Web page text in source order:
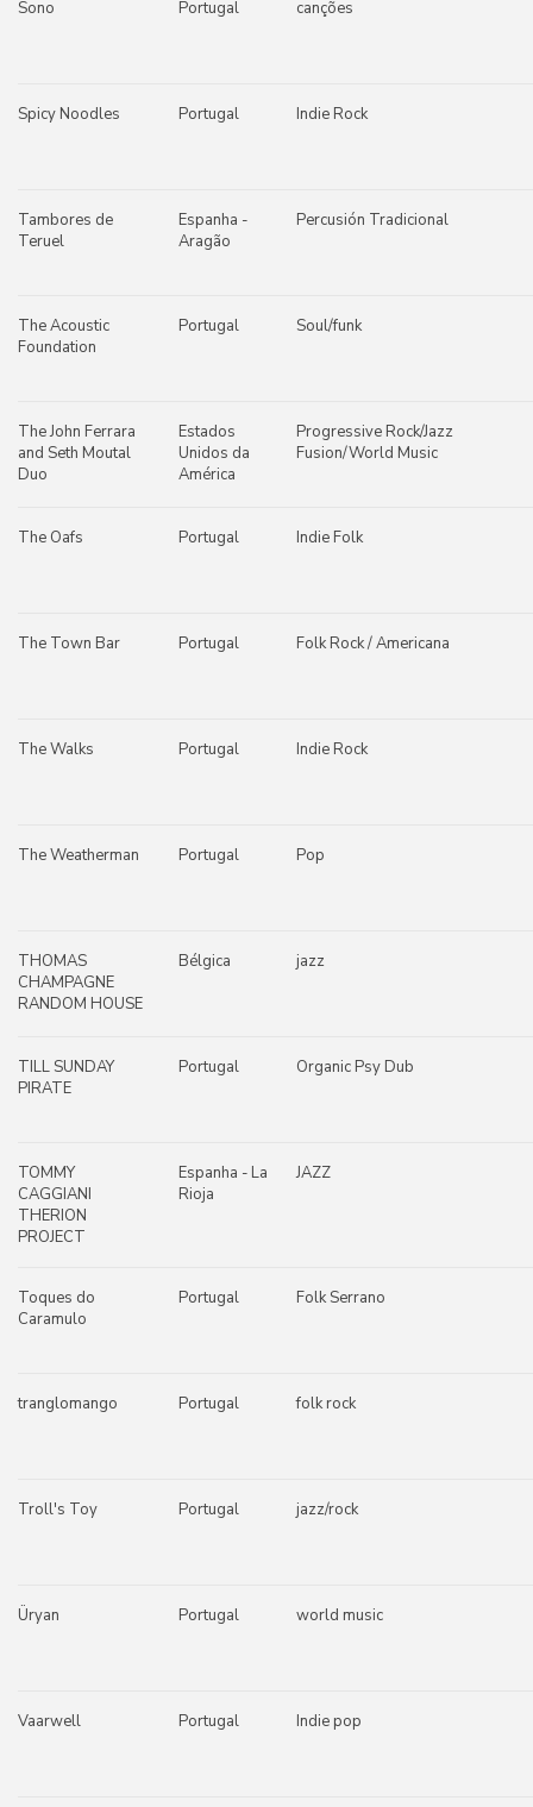
Sono Portugal canções
Spicy Noodles Portugal Indie Rock
Tambores de
Teruel
Espanha -
Aragão
Percusión Tradicional
The Acoustic
Foundation
Portugal Soul/funk
The John Ferrara
and Seth Moutal
Duo
Estados
Unidos da
América
Progressive Rock/Jazz
Fusion/World Music
The Oafs Portugal Indie Folk
The Town Bar Portugal Folk Rock / Americana
The Walks Portugal Indie Rock
The Weatherman Portugal Pop
THOMAS
CHAMPAGNE
RANDOM HOUSE
Bélgica jazz
TILL SUNDAY
PIRATE
Portugal Organic Psy Dub
TOMMY
CAGGIANI
THERION
PROJECT
Espanha - La
Rioja
JAZZ
Toques do
Caramulo
Portugal Folk Serrano
tranglomango Portugal folk rock
Troll's Toy Portugal jazz/rock
Üryan Portugal world music
Vaarwell Portugal Indie pop